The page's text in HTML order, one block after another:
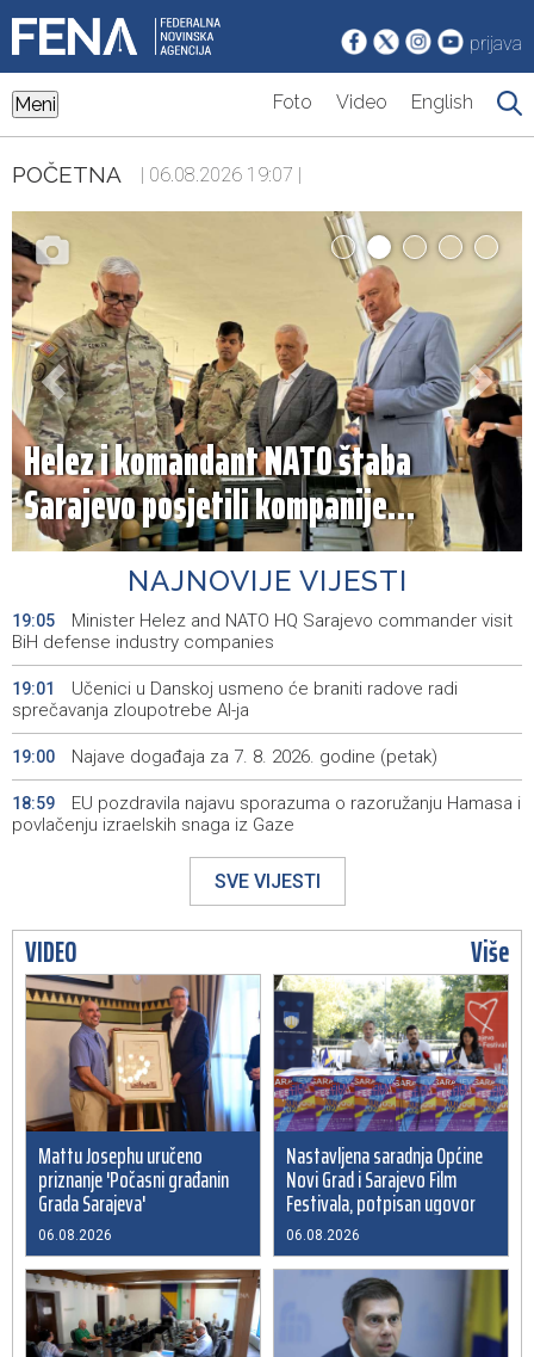
prijava
Meni Foto Video English
POČETNA | 06.08.2026 19:07 |
Helez i komandant NATO štaba
Sarajevo posjetili kompanije
namjenske industrije u BiH
NAJNOVIJE VIJESTI
19:05
Minister Helez and NATO HQ Sarajevo commander visit
BiH defense industry companies
19:01
Učenici u Danskoj usmeno će braniti radove radi
sprečavanja zloupotrebe AI-ja
19:00 Najave događaja za 7. 8. 2026. godine (petak)
18:59
EU pozdravila najavu sporazuma o razoružanju Hamasa i
povlačenju izraelskih snaga iz Gaze
London podnio kandidaturu za Svjetsko prvenstvo u
18:31
BiH granted citizenship to 43 individuals of special
national interest since 2023
18:19
Barcelona se uključila u utrku za Rodrija nakon zastoja u
pregovorima s Real Madridom
Turistička zajednica Travnik unaprijedila infrastrukturu i
informativne sadržaje u središtu grada
18:14
Crishock: OHR spreman na dijalog sa svim političkim
akterima u BiH
18:01
Soreca: Zahtjev za pristupanje SEPA-i važan korak BiH
na putu ka EU
SVE VIJESTI
VIDEO Više
Mattu Josephu uručeno
priznanje 'Počasni građanin
Grada Sarajeva'
06.08.2026
Nastavljena saradnja Općine
Novi Grad i Sarajevo Film
Festivala, potpisan ugovor
06.08.2026